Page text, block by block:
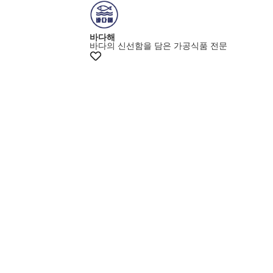
+20% 쿠폰
바다해
바다의 신선함을 담은 가공식품 전문